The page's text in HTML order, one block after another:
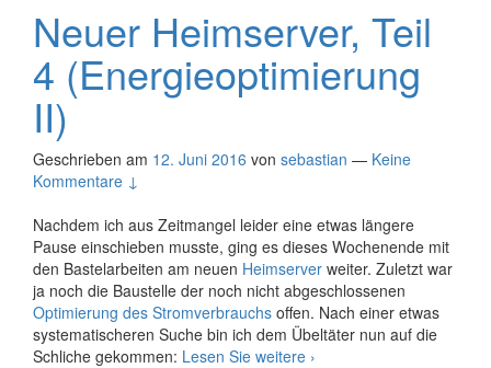
Neuer Heimserver, Teil
4 (Energieoptimierung
II)
Geschrieben am 12. Juni 2016 von sebastian — Keine
Kommentare ↓
Nachdem ich aus Zeitmangel leider eine etwas längere
Pause einschieben musste, ging es dieses Wochenende mit
den Bastelarbeiten am neuen Heimserver weiter. Zuletzt war
ja noch die Baustelle der noch nicht abgeschlossenen
Optimierung des Stromverbrauchs offen. Nach einer etwas
systematischeren Suche bin ich dem Übeltäter nun auf die
Schliche gekommen: Lesen Sie weitere Neuer
›